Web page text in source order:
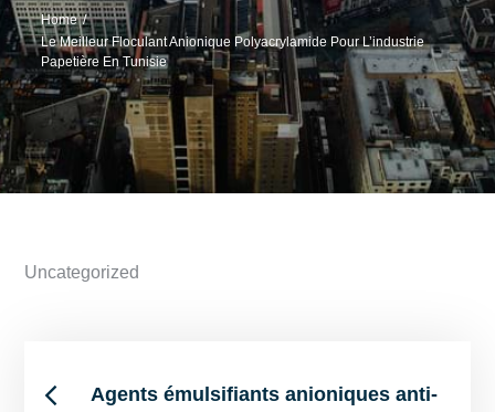
Home
Le Meilleur Floculant Anionique Polyacrylamide Pour L’industrie
Papetière En Tunisie
Uncategorized
PostAgents émulsifiants anioniques anti-